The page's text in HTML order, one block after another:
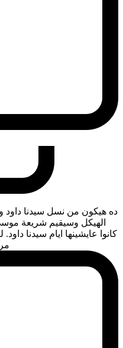
ده هيكون من نسل سيدنا داود
الهيكل وسيقيم شريعة
كانوا عايشينها ايام سيدنا